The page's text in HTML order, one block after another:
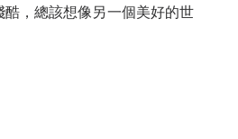
，總該想像另一個美好的世